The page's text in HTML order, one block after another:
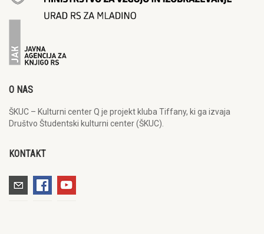
O NAS
ŠKUC – Kulturni center Q je projekt kluba Tiffany, ki ga izvaja
Društvo Študentski kulturni center (ŠKUC).
KONTAKT